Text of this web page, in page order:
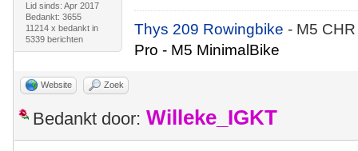
Lid sinds: Apr 2017
Bedankt: 3655
11214 x bedankt in
5339 berichten
Thys 209 Rowingbike- M5
Pro - M5 MinimalBike
Website Zoek
Bedankt door: Willeke_IGKT